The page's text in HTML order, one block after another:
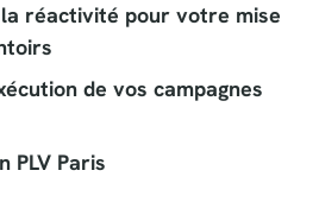
la réactivité pour votre mise
de vos campagnes
PLV Paris